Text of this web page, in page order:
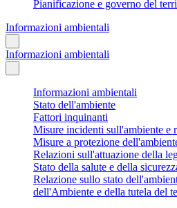
Pianificazione e governo del
Informazioni ambientali
Informazioni ambientali
Informazioni ambientali
Stato dell'ambiente
Fattori inquinanti
Misure incidenti sull'ambiente e
Misure a protezione
Relazioni sull'attuazione della
Stato della salute e della
Relazione sullo stato
dell'Ambiente e della tutela del